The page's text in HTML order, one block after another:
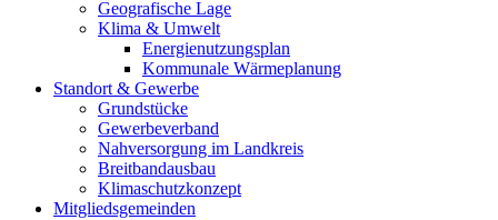
Geografische Lage
Klima & Umwelt
Energienutzungsplan
Kommunale Wärmeplanung
Standort & Gewerbe
Grundstücke
Gewerbeverband
Nahversorgung im Landkreis
Breitbandausbau
Klimaschutzkonzept
Mitgliedsgemeinden